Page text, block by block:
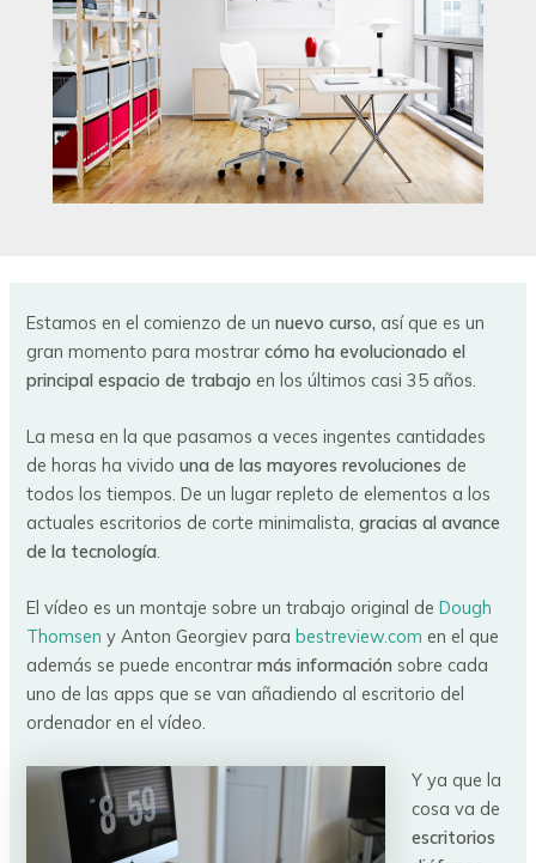
Estamos en el comienzo de unnuevo curso, así que es un
gran momento para mostrar cómo ha evolucionado el
principal espacio de trabajo en los últimos casi 35 años.
La mesa en la que pasamos a veces ingentes cantidades
de horas ha vivido una de las mayores revoluciones de
todos los tiempos. De un lugar repleto de elementos a los
actuales escritorios de corte minimalista,gracias al avance
de la tecnología.
El vídeo es un montaje sobre un trabajo original deDough
Thomsen y Anton Georgiev para bestreview.com en el que
además se puede encontrarmás información sobre cada
uno de las apps que se van añadiendo al escritorio del
ordenador en el vídeo.
Y ya que la
cosa va de
escritorios